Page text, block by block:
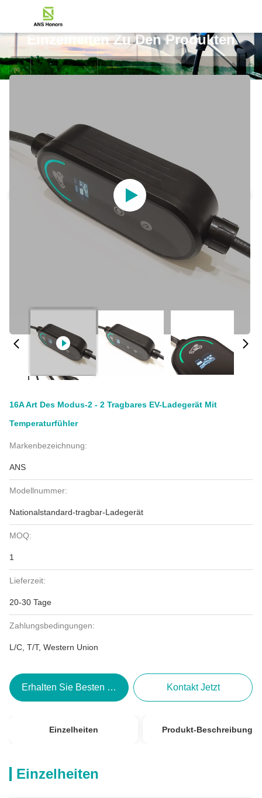
Einzelheiten Zu Den Produkten
16A Art Des Modus-2 - 2 Tragbares EV-Ladegerät Mit
Temperaturfühler
Markenbezeichnung:
ANS
Modellnummer:
Nationalstandard-tragbar-Ladegerät
MOQ:
1
Lieferzeit:
20-30 Tage
Zahlungsbedingungen:
L/C, T/T, Western Union
Erhalten Sie Besten Preis Kontakt Jetzt
Einzelheiten Produkt-Beschreibung
Einzelheiten